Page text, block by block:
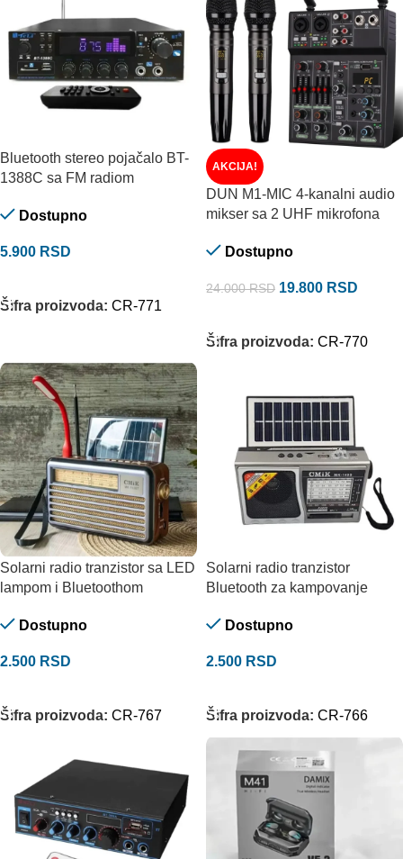
Bluetooth stereo pojačalo BT-
1388C sa FM radiom
Dostupno
5.900 RSD
Šifra proizvoda: CR-771
AKCIJA!
DUN M1-MIC 4-kanalni audio
mikser sa 2 UHF mikrofona
Dostupno
24.000RSD 19.800 RSD
Šifra proizvoda: CR-770
Solarni radio tranzistor sa LED
lampom i Bluetoothom
Dostupno
2.500 RSD
Šifra proizvoda: CR-767
Solarni radio tranzistor
Bluetooth za kampovanje
Dostupno
2.500 RSD
Šifra proizvoda: CR-766